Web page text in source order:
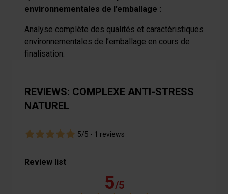
environnementales de l’emballage :
Analyse complète des qualités et caractéristiques
environnementales de l’emballage en cours de
finalisation.
REVIEWS: COMPLEXE ANTI-STRESS
NATUREL
5/5 - 1 reviews
Review list
5/5